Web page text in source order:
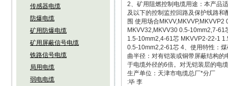
传感器电缆
防爆电缆
矿用防爆电缆
矿用屏蔽信号电缆
铁路信号电缆
局用电缆
弱电电缆
2、矿用阻燃控制电缆用途：本产品
及以下的控制监控回路及保护线路
围 使用场合
MKVV32,MKVV30 0.5-10mm2,7-
1.5-10mm2,4-61芯 MKVVP2-22-1
0.5-10mm2,2-61芯 4、使用特性：
曲半径：对有铠装或铜带屏蔽结构
于电缆外径的6倍。对无铠装层的电
生产单位：天津市电缆总厂*分厂
:毕 李